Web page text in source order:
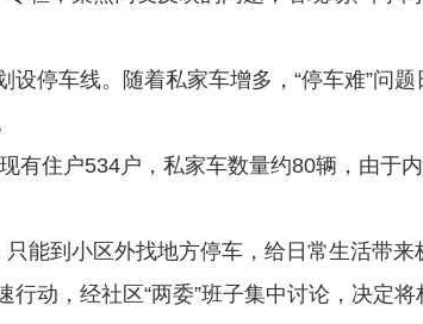
停车线。随着私家车增多，“停车难”问
住户534户，私家车数量约80辆，由于内
能到小区外找地方停车，给日常生活带来
动，经社区“两委”班子集中讨论，决定